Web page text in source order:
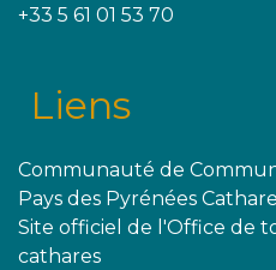
+33 5 61 01 53 70
Liens
Communauté de
Pays des Pyrénées
Site officiel de l'Office de
cathares